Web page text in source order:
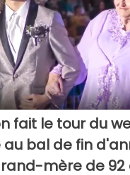
fait le tour du
bal de fin
mère de 92